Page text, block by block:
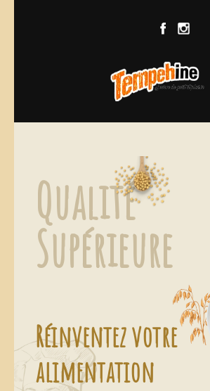
Réinventez votre
alimentation
Qualité
Supérieure